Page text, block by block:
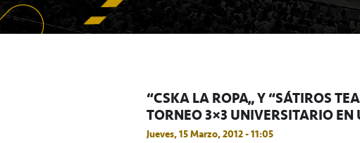
“CSKA LA ROPA” Y “SÁTIROS
TORNEO 3×3 UNIVERSITARIO EN
Jueves, 15 Marzo, 2012 - 11:05